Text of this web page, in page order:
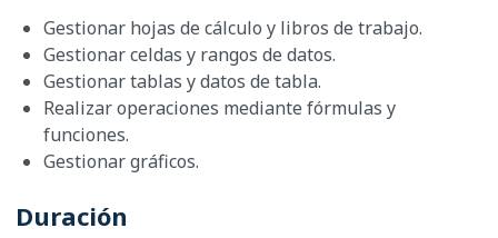
Gestionar hojas de cálculo y libros de trabajo.
Gestionar celdas y rangos de datos.
Gestionar tablas y datos de tabla.
Realizar operaciones mediante fórmulas y
funciones.
Gestionar gráficos.
Duración